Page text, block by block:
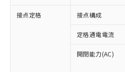
接点定格 接点構成
定格通電電流
開閉能力(AC)
以下の条件をお読みい
対応予定：EU RoHS指令
有に対応した製品に切
対応予定なし：EU
非含有に非対応の商品